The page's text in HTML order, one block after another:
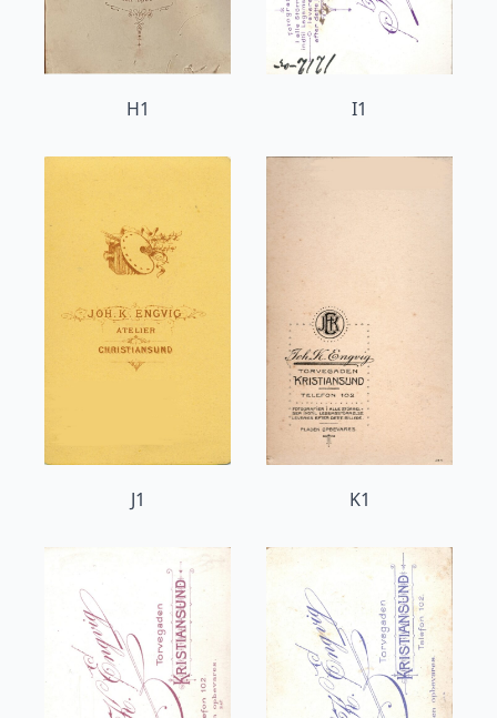
H1 I1
J1 K1